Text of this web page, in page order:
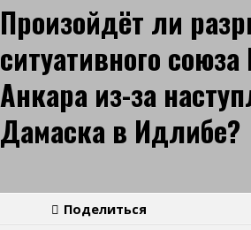
Произойдёт ли
ситуативного
Анкара из-за
Дамаска в Идлибе?
Поделиться